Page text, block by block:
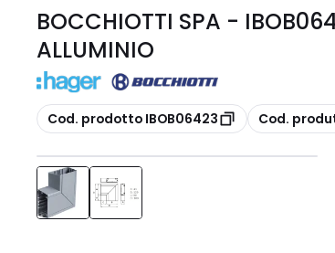
BOCCHIOTTI SPA -
ALLUMINIO
copia
Cod. prodotto IBOB06423 copia
Cod.